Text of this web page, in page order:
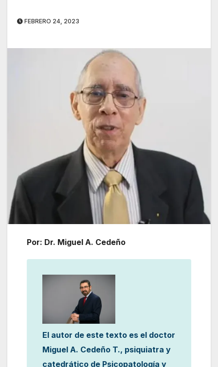
FEBRERO 24, 2023
Por: Dr. Miguel A. Cedeño
El autor de este texto es el doctor
Miguel A. Cedeño T., psiquiatra y
catedrático de Psicopatología y